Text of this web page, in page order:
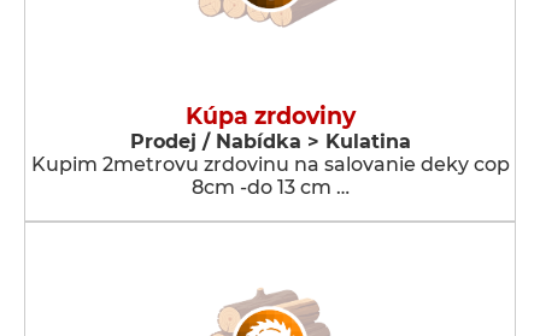
Kúpa zrdoviny
Prodej / Nabídka > Kulatina
Kupim 2metrovu zrdovinu na salovanie deky cop
8cm -do 13 cm …